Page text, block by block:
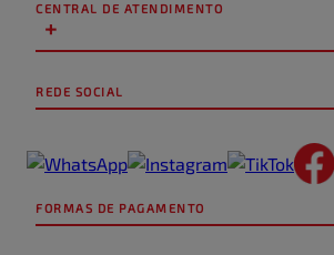
CENTRAL DE ATENDIMENTO
+
REDE SOCIAL
FORMAS DE PAGAMENTO